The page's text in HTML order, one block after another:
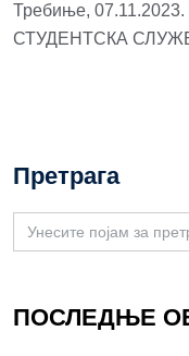
Требиње,
СТУДЕНТСКА
Претрага
Search
for:
ПОСЛЕДЊЕ